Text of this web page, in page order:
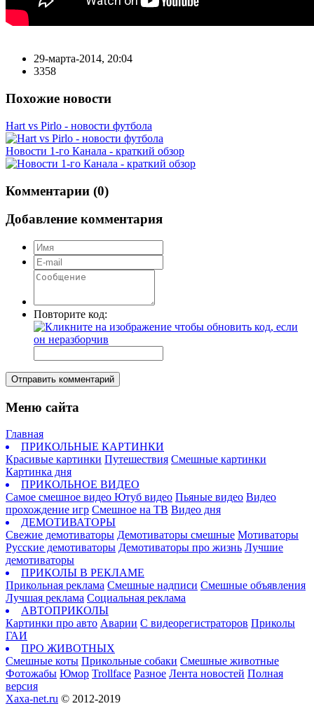
29-марта-2014, 20:04
3358
Похожие новости
Hart vs Pirlo - новости футбола
Новости 1-го Канала - краткий обзор
Комментарии (0)
Добавление комментария
Повторите код:
Отправить комментарий
Меню сайта
Главная
ПРИКОЛЬНЫЕ КАРТИНКИ
Красивые картинки Путешествия Смешные картинки
Картинка дня
ПРИКОЛЬНОЕ ВИДЕО
Самое смешное видео Ютуб видео Пьяные видео Видео
прохождение игр Смешное на ТВ Видео дня
ДЕМОТИВАТОРЫ
Свежие демотиваторы Демотиваторы смешные Мотиваторы
Русские демотиваторы Демотиваторы про жизнь Лучшие
демотиваторы
ПРИКОЛЫ В РЕКЛАМЕ
Прикольная реклама Смешные надписи Смешные объявления
Лучшая реклама Социальная реклама
АВТОПРИКОЛЫ
Картинки про авто Аварии С видеорегистраторов Приколы
ГАИ
ПРО ЖИВОТНЫХ
Смешные коты Прикольные собаки Смешные животные
Фотожабы Юмор Trollface Разное Лента новостей Полная
версия
Xaxa-net.ru © 2012-2019